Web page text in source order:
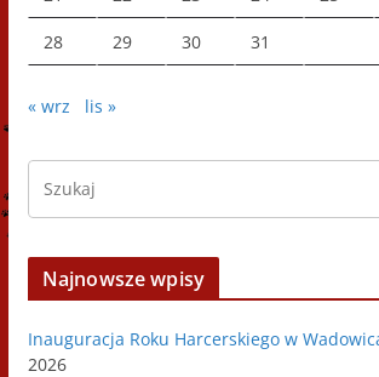
28 29 30 31
« wrz lis »
Najnowsze wpisy
Inauguracja Roku Harcerskiego w
2026